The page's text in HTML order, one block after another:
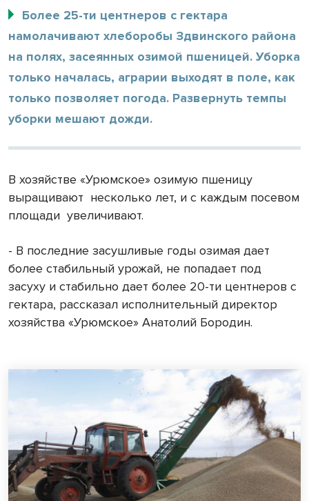
Более 25-ти центнеров с гектара
намолачивают хлеборобы Здвинского района
на полях, засеянных озимой пшеницей. Уборка
только началась, аграрии выходят в поле, как
только позволяет погода. Развернуть темпы
уборки мешают дожди.
В хозяйстве «Урюмское» озимую пшеницу
выращивают несколько лет, и с каждым посевом
площади увеличивают.
- В последние засушливые годы озимая дает
более стабильный урожай, не попадает под
засуху и стабильно дает более 20-ти центнеров с
гектара, рассказал исполнительный директор
хозяйства «Урюмское» Анатолий Бородин.